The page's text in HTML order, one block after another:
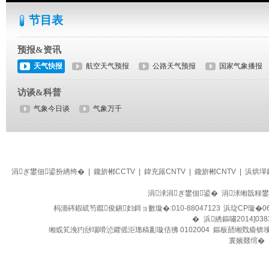
节目表
预报&资讯
天气快报 航空天气预报 公路天气预报 国家气象播报
访谈&科普
气象今日谈 气象万千
生活
涓ぎ鐢佃鍙扮綉绔� 鑱旂郴CCTV 鍏充簬CNTV 鑱旂郴CNTV 浜烘墠
涓浗涓ぎ鐢佃鍙� 涓浗缃戠粶
杩濇硶鍜屼笉鑹俊鎭妇鎶ョ數璇�:010-88047123 浜琁CP璇
� 浜綉鏂嘯
缃戜笂浼犳挱瑙嗗惉鑺傜洰璁稿彲璇佸彿 0102004 鏂板嚭缃戣瘉
寰嬪叕绾�